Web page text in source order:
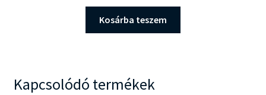
Kosárba teszem
Kapcsolódó termékek